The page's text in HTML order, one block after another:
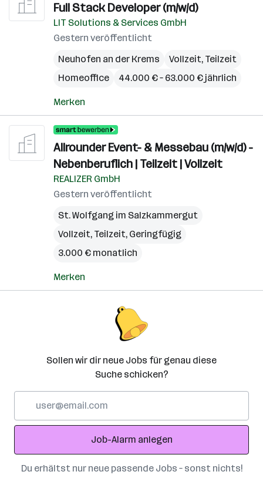
Full Stack Developer (m/w/d)
LIT Solutions & Services GmbH
Gestern veröffentlicht
Neuhofen an der Krems
Vollzeit, Teilzeit
Homeoffice
44.000 € – 63.000 € jährlich
Merken
Allrounder Event- & Messebau (m/w/d) -
Nebenberuflich | Teilzeit | Vollzeit
REALIZER GmbH
Gestern veröffentlicht
St. Wolfgang im Salzkammergut
Vollzeit, Teilzeit, Geringfügig
3.000 € monatlich
Merken
Sollen wir dir neue Jobs für genau diese
Suche schicken?
Adresse
Job-Alarm anlegen
Du erhältst nur neue passende Jobs – sonst nichts!